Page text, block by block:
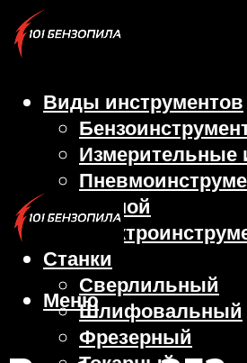
Виды инструментов
Измерительные
Ручной
Станки
Сверлильный
Шлифовальный
Фрезерный
Меню